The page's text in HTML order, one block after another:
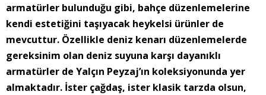
armatürler bulunduğu gibi, bahçe düzenlemelerine
kendi estetiğini taşıyacak heykelsi ürünler de
mevcuttur. Özellikle deniz kenarı düzenlemelerde
gereksinim olan deniz suyuna karşı dayanıklı
armatürler de Yalçın Peyzaj’ın koleksiyonunda yer
almaktadır. İster çağdaş, ister klasik tarzda olsun,